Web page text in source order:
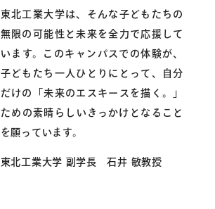
東北工業大学は、そんな子どもたちの
無限の可能性と未来を全力で応援して
います。このキャンパスでの体験が、
子どもたち一人ひとりにとって、自分
だけの「未来のエスキースを描く。」
ための素晴らしいきっかけとなること
を願っています。
東北工業大学 副学長 石井 敏教授